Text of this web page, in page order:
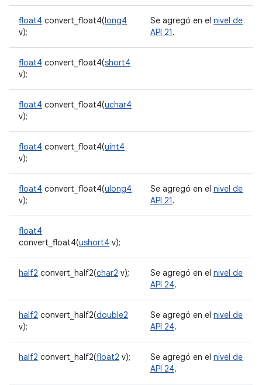
float4 convert_float4(long4
v);
Se agregó en el nivel de
API 21.
float4 convert_float4(short4
v);
float4 convert_float4(uchar4
v);
float4 convert_float4(uint4
v);
float4 convert_float4(ulong4
v);
Se agregó en el nivel de
API 21.
float4
convert_float4(ushort4 v);
half2 convert_half2(char2 v); Se agregó en el nivel de
API 24.
half2 convert_half2(double2
v);
Se agregó en el nivel de
API 24.
half2 convert_half2(float2 v); Se agregó en el nivel de
API 24.